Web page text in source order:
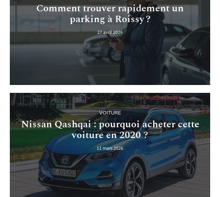
Comment trouver rapidement un
parking à Roissy ?
27 avril 2026
VOITURE
Nissan Qashqai : pourquoi acheter cette
voiture en 2020 ?
11 mars 2026